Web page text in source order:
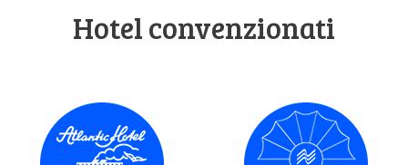
Hotel convenzionati